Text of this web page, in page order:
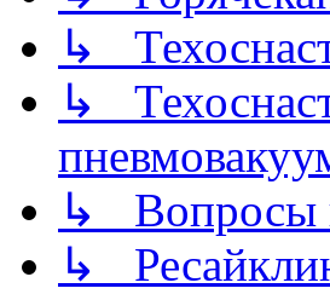
↳
↳
↳ Вопросы
↳